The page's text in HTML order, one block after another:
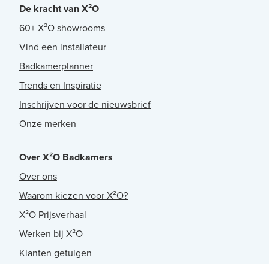
De kracht van X²O
60+ X²O showrooms
Vind een installateur
Badkamerplanner
Trends en Inspiratie
Inschrijven voor de nieuwsbrief
Onze merken
Over X²O Badkamers
Over ons
Waarom kiezen voor X²O?
X²O Prijsverhaal
Werken bij X²O
Klanten getuigen